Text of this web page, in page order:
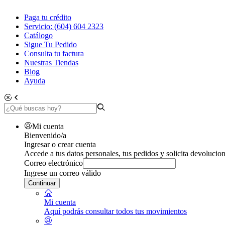
Paga tu crédito
Servicio: (604) 604 2323
Catálogo
Sigue Tu Pedido
Consulta tu factura
Nuestras Tiendas
Blog
Ayuda
Mi cuenta
Bienvenido/a
Ingresar o crear cuenta
Accede a tus datos personales, tus pedidos y solicita
Correo electrónico
Ingrese un correo válido
Continuar
Mi cuenta
Aquí podrás consultar todos tus movimientos